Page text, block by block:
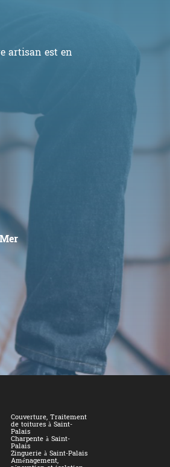
artisan est en
Couverture, Traitement
de toitures à Saint-
Palais
Charpente à Saint-
Palais
Zinguerie à Saint-Palais
Aménagement,